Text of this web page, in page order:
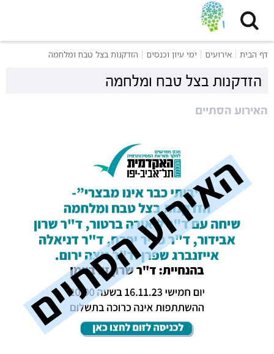
דף הבית אירועים ימי עיון וכנסים הזדקנות בצל טבח ומלחמה
הזדקנות בצל טבח ומלחמה
האירוע הסתיים